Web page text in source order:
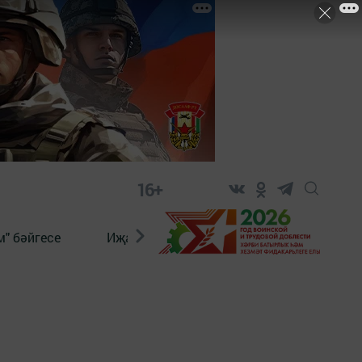
16+
бәйгесе Иҗат Реклама Онлайн